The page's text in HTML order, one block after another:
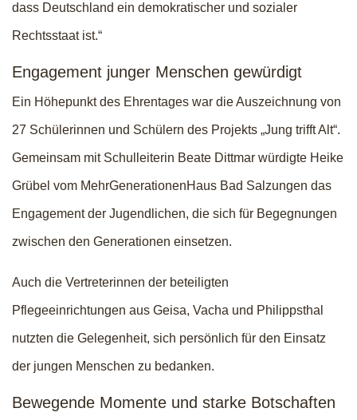
dass Deutschland ein demokratischer und sozialer
Rechtsstaat ist.“
Engagement junger Menschen gewürdigt
Ein Höhepunkt des Ehrentages war die Auszeichnung von
27 Schülerinnen und Schülern des Projekts „Jung trifft Alt“.
Gemeinsam mit Schulleiterin Beate Dittmar würdigte Heike
Grübel vom MehrGenerationenHaus Bad Salzungen das
Engagement der Jugendlichen, die sich für Begegnungen
zwischen den Generationen einsetzen.
Auch die Vertreterinnen der beteiligten
Pflegeeinrichtungen aus Geisa, Vacha und Philippsthal
nutzten die Gelegenheit, sich persönlich für den Einsatz
der jungen Menschen zu bedanken.
Bewegende Momente und starke Botschaften